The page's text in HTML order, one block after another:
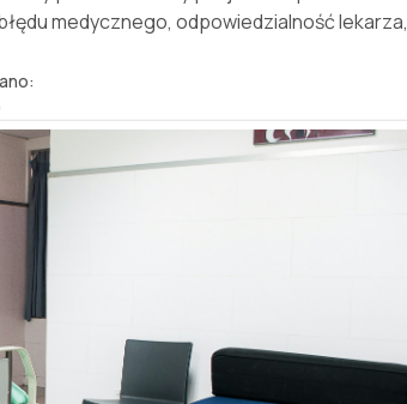
medycznego, odpowiedzialność lekarza,